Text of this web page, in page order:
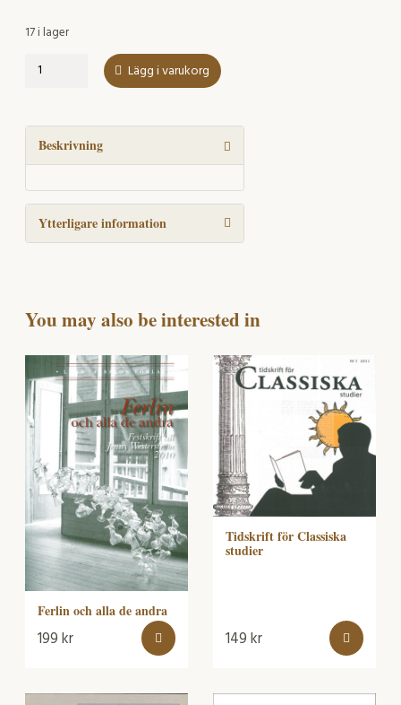
17 i lager
Teori
i
litteratur-
och
mediestudier
mängd
Lägg i varukorg
Beskrivning
Ytterligare information
You may also be interested in
Ferlin och alla de andra
199kr
Tidskrift för Classiska
studier
149kr